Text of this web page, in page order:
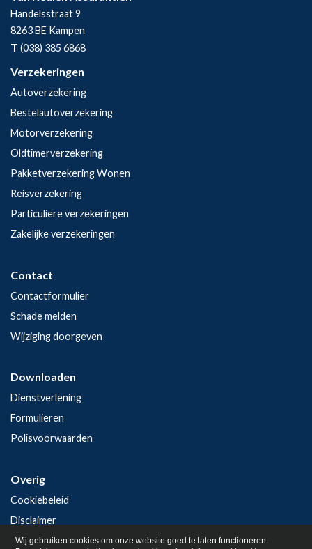
Wij gebruiken cookies om onze website goed te laten functioneren.
Handelsstraat 9
8263 BE Kampen
T (038) 385 6868
Verzekeringen
Autoverzekering
Bestelautoverzekering
Motorverzekering
Oldtimerverzekering
Pakketverzekering Wonen
Reisverzekering
Particuliere verzekeringen
Zakelijke verzekeringen
Contact
Contactformulier
Schade melden
Wijziging doorgeven
Downloaden
Dienstverlening
Formulieren
Polisvoorwaarden
Overig
Cookiebeleid
Disclaimer
Privacy